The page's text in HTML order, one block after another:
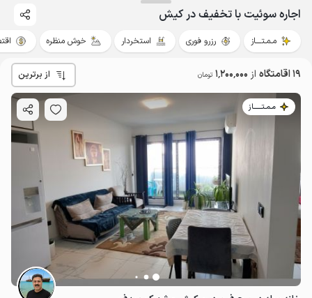
اجاره سوئیت با تخفیف در کیش
مـمـتــــاز رزرو فوری استخردار خوش منظره
19 اقامتگاه از 1٬200٬000 تومان از برترین
مـمـتــــــاز